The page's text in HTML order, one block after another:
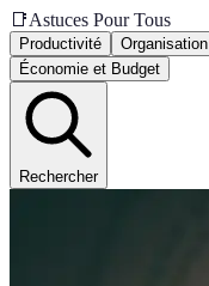
📑Astuces Pour Tous
Productivité Organisation
Économie et Budget
Rechercher